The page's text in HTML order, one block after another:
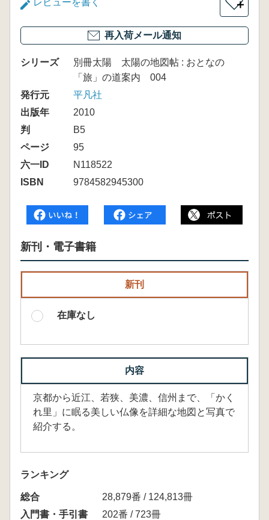
レビューを書く ＋
再入荷メール通知
シリーズ
別冊太陽 太陽の地図帖 : おとなの
「旅」の道案内 004
発行元
平凡社
出版年
2010
判
B5
ページ
95
六一ID
N118522
ISBN
9784582945300
新刊・電子書籍
新刊
在庫なし
内容
京都から近江、若狭、美濃、信州まで、「かく
れ里」に眠る美しい仏像を詳細な地図と写真で
紹介する。
ランキング
総合
28,879番 / 124,813冊
入門書・手引書
202番 / 723冊